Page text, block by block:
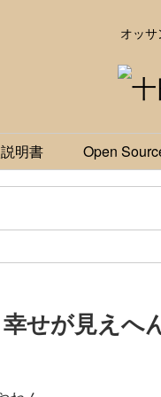
オッ
明書 Open
せが見えへ